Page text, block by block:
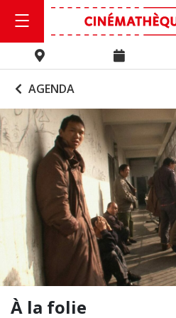
AGENDA
À la folie